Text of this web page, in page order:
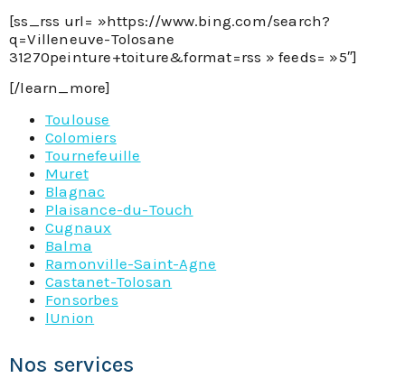
[ss_rss url= »https://www.bing.com/search?
q=Villeneuve-Tolosane
31270peinture+toiture&format=rss » feeds= »5″]
[/learn_more]
Toulouse
Colomiers
Tournefeuille
Muret
Blagnac
Plaisance-du-Touch
Cugnaux
Balma
Ramonville-Saint-Agne
Castanet-Tolosan
Fonsorbes
lUnion
Nos services